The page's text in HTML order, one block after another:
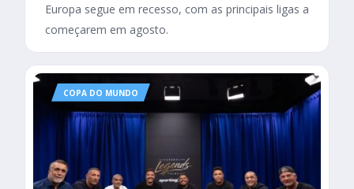
Europa segue em recesso, com as principais ligas a
começarem em agosto.
COPA DO MUNDO